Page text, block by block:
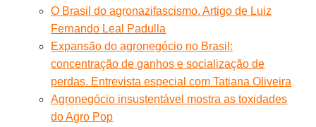
O Brasil do agronazifascismo. Artigo de Luiz
Fernando Leal Padulla
Expansão do agronegócio no Brasil:
concentração de ganhos e socialização de
perdas. Entrevista especial com Tatiana Oliveira
Agronegócio insustentável mostra as toxidades
do Agro Pop